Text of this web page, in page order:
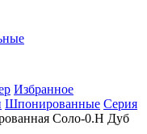
Избранное
Шпонированные Серия
Соло-0.H Дуб